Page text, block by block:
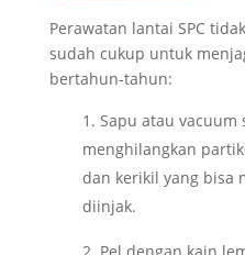
Perawatan lantai SPC
sudah cukup untuk
bertahun-tahun:
Sapu atau
menghilangkan
dan kerikil yang bisa
diinjak.